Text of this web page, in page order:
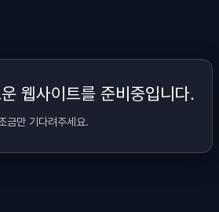
웹사이트를 준비중입니다.
금만 기다려주세요.